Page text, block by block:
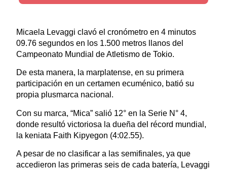
Micaela Levaggi clavó el cronómetro en 4 minutos
09.76 segundos en los 1.500 metros llanos del
Campeonato Mundial de Atletismo de Tokio.
De esta manera, la marplatense, en su primera
participación en un certamen ecuménico, batió su
propia plusmarca nacional.
Con su marca, “Mica” salió 12° en la Serie N° 4,
donde resultó victoriosa la dueña del récord mundial,
la keniata Faith Kipyegon (4:02.55).
A pesar de no clasificar a las semifinales, ya que
accedieron las primeras seis de cada batería, Levaggi